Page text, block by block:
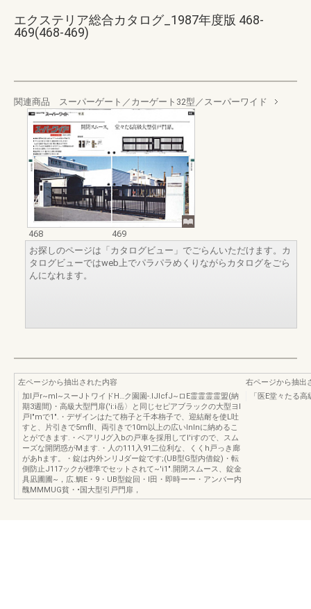
エクステリア総合カタログ_1987年度版 468-
469(468-469)
関連商品 スーパーゲート／カーゲート32型／スーパーワイド
468
469
お探しのページは「カタログビュー」でごらんいただけます。カ
タログビューではweb上でパラパラめくりながらカタログをごら
んになれます。
左ページから抽出された内容
加l戸r~mI~スーJトワイドH…ク園園-.lJlcfJ~ロE霊霊霊霊盟(納
期3週間)・高級大型門扉('i:i岳〉と同じセピアブラックの大型ヨl
戸I"mで1".・デザインはたて栴子と千本栴子で、迎結耐を使L吐
すと、片引きで5mfll、両引きで10m以上の広いInlnに納めるこ
とができます.・ベアリJグ入bの戸車を採用してl'iすので、スム
ーズな開閉惑がMます.・人の111入91二位利な、くくh戸っき廊
があhます。・錠は内外ンリJダー錠です;(UB型G型内借錠)・転
倒防止J117ックが標準でセットされて~'i1".開閉スムース、錠金
具凪圃圃~，広.鯛E・9・UB型錠回・I田・即時ーー・アンバー内
醜MMMUG貧・•国大型引戸門扉，
右ページから抽出
「医E堂々たる